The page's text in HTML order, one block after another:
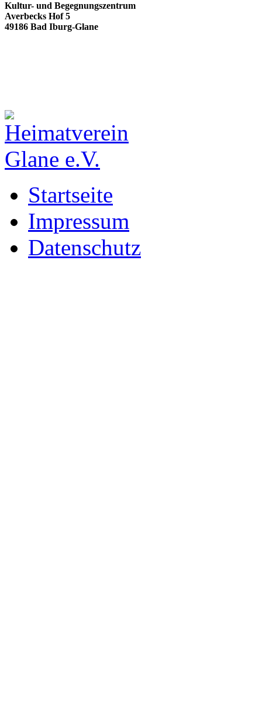
Kultur- und Begegnungszentrum
Averbecks Hof 5
49186 Bad Iburg-Glane
Startseite
Impressum
Datenschutz